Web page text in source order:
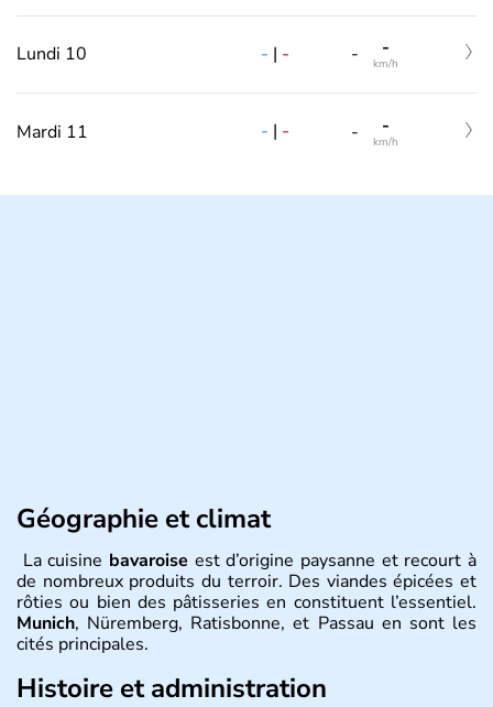
Lundi 10 - | - - -
km/h
Mardi 11 - | - - -
km/h
Géographie et climat
La cuisine bavaroise est d’origine paysanne et recourt à
de nombreux produits du terroir. Des viandes épicées et
rôties ou bien des pâtisseries en constituent l’essentiel.
Munich, Nüremberg, Ratisbonne, et Passau en sont les
cités principales.
Histoire et administration